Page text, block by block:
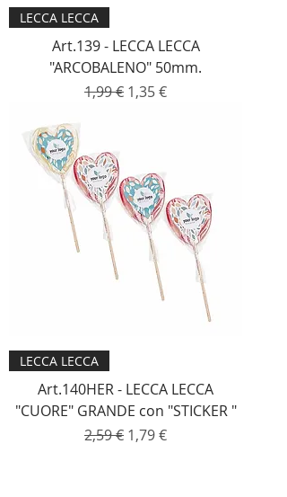
LECCA LECCA
Art.139 - LECCA LECCA
"ARCOBALENO" 50mm.
Prezzo regolare
1,99 € Prezzo scontato
1,35 €
LECCA LECCA
Art.140HER - LECCA LECCA
"CUORE" GRANDE con "STICKER "
Prezzo regolare
2,59 € Prezzo scontato
1,79 €